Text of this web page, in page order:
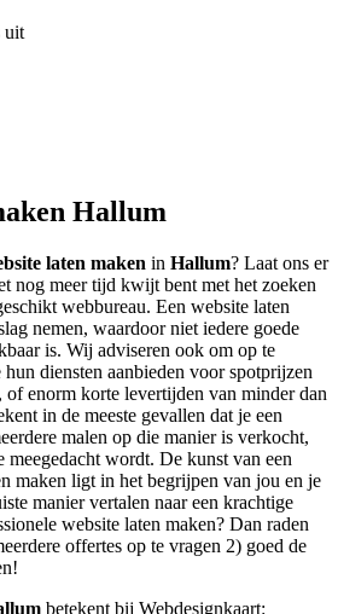
uit
Hallum
laten maken in Hallum? Laat ons er
nog meer tijd kwijt bent met het zoeken
webbureau. Een website laten
nemen, waardoor niet iedere goede
is. Wij adviseren ook om op te
diensten aanbieden voor spotprijzen
of enorm korte levertijden van minder dan
in de meeste gevallen dat je een
malen op die manier is verkocht,
meegedacht wordt. De kunst van een
maken ligt in het begrijpen van jou en je
manier vertalen naar een krachtige
website laten maken? Dan raden
offertes op te vragen 2) goed de
betekent bij Webdesignkaart: